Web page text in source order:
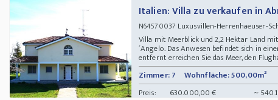
Italien: Villa zu verkaufen in
N64570037 Luxusvillen-Herrenhaeuser-
Villa mit Meerblick und 2,2 Hektar Land
´Angelo. Das Anwesen befindet sich in
entfernt erreichen Sie das Meer, den
Zimmer: 7
Wohnfläche: 500,00m²
Preis:
630.000,00 € ~